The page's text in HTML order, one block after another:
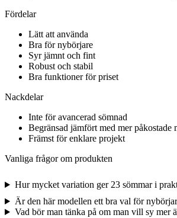
Fördelar
Lätt att använda
Bra för nybörjare
Syr jämnt och fint
Robust och stabil
Bra funktioner för priset
Nackdelar
Inte för avancerad sömnad
Begränsad jämfört med mer påkostade
Främst för enklare projekt
Vanliga frågor om produkten
Hur mycket variation ger 23 sömmar i
Är den här modellen ett bra val för
Vad bör man tänka på om man vill sy mer